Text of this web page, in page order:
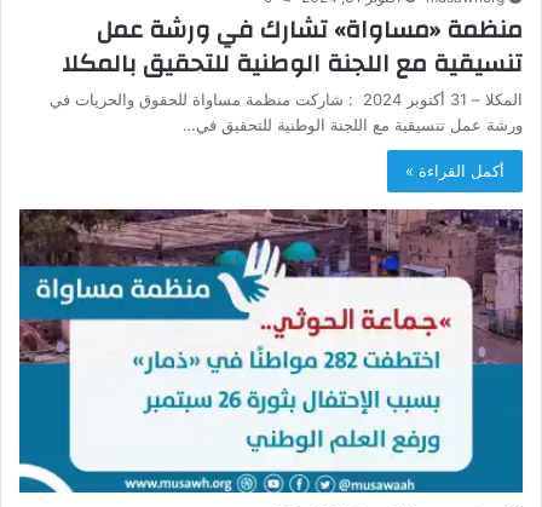
منظمة «مساواة» تشارك في ورشة عمل
تنسيقية مع اللجنة الوطنية للتحقيق بالمكلا
المكلا – 31 أكتوبر 2024 : شاركت منظمة مساواة للحقوق والحريات في
ورشة عمل تنسيقية مع اللجنة الوطنية للتحقيق في…
أكمل القراءة »